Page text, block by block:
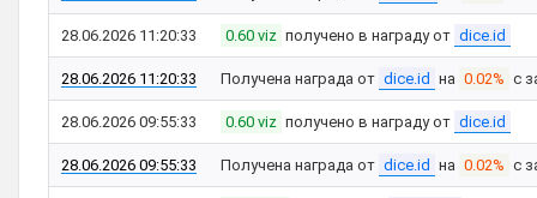
28.06.2026 11:20:33 0.60 viz получено в награду от dice.id
28.06.2026 11:20:33 Получена награда от dice.id на 0.02% с
28.06.2026 09:55:33 0.60 viz получено в награду от dice.id
28.06.2026 09:55:33 Получена награда от dice.id на 0.02% с